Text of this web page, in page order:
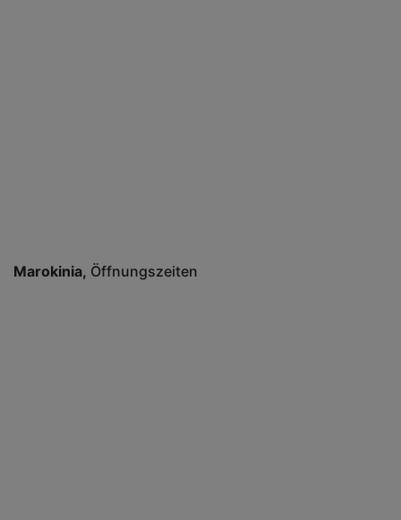
Marokinia Öffnungszeiten